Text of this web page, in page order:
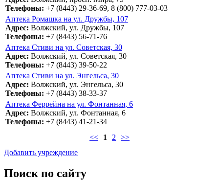
Телефоны: +7 (8443) 29-36-69, 8 (800) 777-03-03
Аптека Ромашка на ул. Дружбы, 107
Адрес: Волжский, ул. Дружбы, 107
Телефоны: +7 (8443) 56-71-76
Аптека Стиви на ул. Советская, 30
Адрес: Волжский, ул. Советская, 30
Телефоны: +7 (8443) 39-50-22
Аптека Стиви на ул. Энгельса, 30
Адрес: Волжский, ул. Энгельса, 30
Телефоны: +7 (8443) 38-33-37
Аптека Феррейна на ул. Фонтанная, 6
Адрес: Волжский, ул. Фонтанная, 6
Телефоны: +7 (8443) 41-21-34
<<
1 2 >>
Добавить учреждение
Поиск по сайту